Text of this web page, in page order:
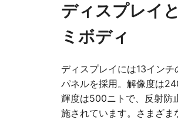
ディスプレイ
ミボディ
ディスプレイには13イン
パネルを採用。解像度は
輝度は500ニトで、反射防
施されています。さまざま